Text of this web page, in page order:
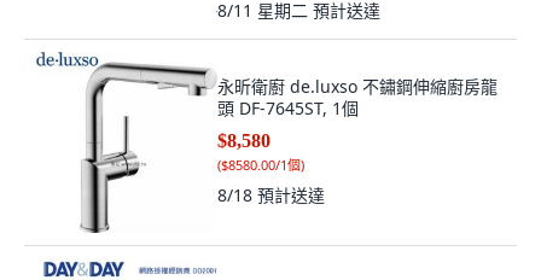
8/11 星期二 預計送達
永昕衛廚 de.luxso 不鏽鋼伸縮廚房龍
頭 DF-7645ST, 1個
$8,580
($8580.00/1個)
8/18 預計送達